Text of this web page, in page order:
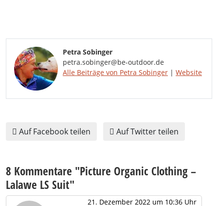
Petra Sobinger
petra.sobinger@be-outdoor.de
Alle Beiträge von Petra Sobinger | Website
Auf Facebook teilen Auf Twitter teilen
8 Kommentare "Picture Organic Clothing –
Lalawe LS Suit"
21. Dezember 2022 um 10:36 Uhr